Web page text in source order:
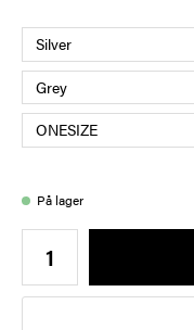
På lager